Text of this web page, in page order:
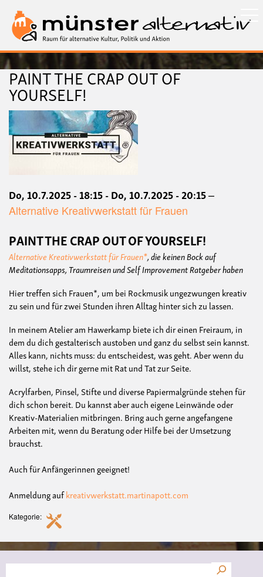
zum
Inhalt
PAINT THE CRAP OUT OF
YOURSELF!
Bild
Datum
Do, 10.7.2025 - 18:15-Do, 10.7.2025 - 20:15
Ort
Alternative Kreativwerkstatt für Frauen
PAINT THE CRAP OUT OF YOURSELF!
Alternative Kreativwerkstatt für Frauen*, die keinen Bock auf
Meditationsapps, Traumreisen und Self Improvement Ratgeber haben
Hier treffen sich Frauen*, um bei Rockmusik ungezwungen kreativ
zu sein und für zwei Stunden ihren Alltag hinter sich zu lassen.
In meinem Atelier am Hawerkamp biete ich dir einen Freiraum, in
dem du dich gestalterisch austoben und ganz du selbst sein kannst.
Alles kann, nichts muss: du entscheidest, was geht. Aber wenn du
willst, stehe ich dir gerne mit Rat und Tat zur Seite.
Acrylfarben, Pinsel, Stifte und diverse Papiermalgründe stehen für
dich schon bereit. Du kannst aber auch eigene Leinwände oder
Kreativ-Materialien mitbringen. Bring auch gerne angefangene
Arbeiten mit, wenn du Beratung oder Hilfe bei der Umsetzung
brauchst.
Auch für Anfängerinnen geeignet!
Anmeldung aufkreativwerkstatt.martinapott.com
Kategorie
Suche